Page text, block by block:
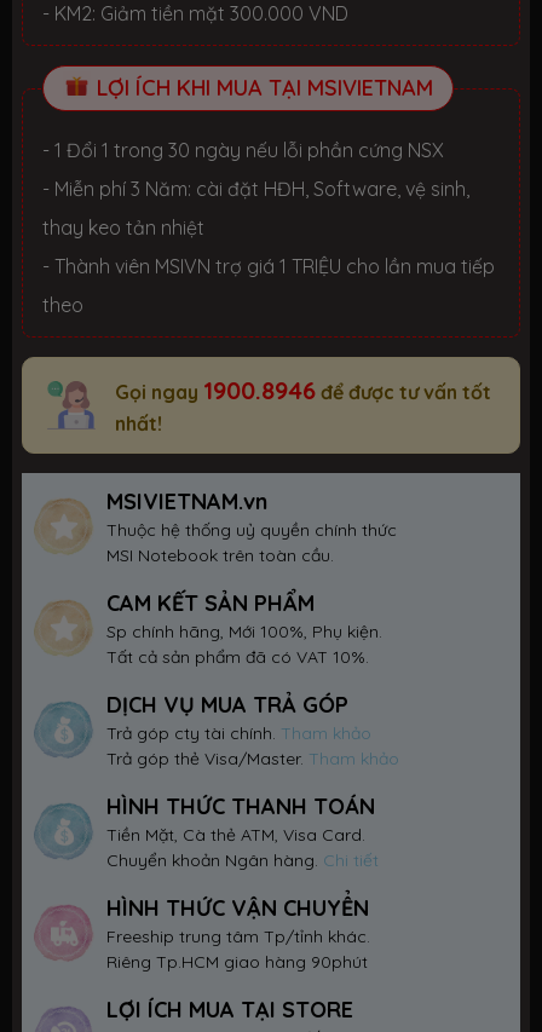
- KM2: Giảm tiền mặt 300.000 VND
LỢI ÍCH KHI MUA TẠI MSIVIETNAM
- 1 Đổi 1 trong 30 ngày nếu lỗi phần cứng NSX
- Miễn phí 3 Năm: cài đặt HĐH, Software, vệ sinh,
thay keo tản nhiệt
- Thành viên MSIVN trợ giá 1 TRIỆU cho lần mua tiếp
theo
Gọi ngay 1900.8946 để được tư vấn tốt
nhất!
MSIVIETNAM.vn
Thuộc hệ thống uỷ quyền chính thức
MSI Notebook trên toàn cầu.
CAM KẾT SẢN PHẨM
Sp chính hãng, Mới 100%, Phụ kiện.
Tất cả sản phẩm đã có VAT 10%.
DỊCH VỤ MUA TRẢ GÓP
Trả góp cty tài chính. Tham khảo
Trả góp thẻ Visa/Master. Tham khảo
HÌNH THỨC THANH TOÁN
Tiền Mặt, Cà thẻ ATM, Visa Card.
Chuyển khoản Ngân hàng. Chi tiết
HÌNH THỨC VẬN CHUYỂN
Freeship trung tâm Tp/tỉnh khác.
Riêng Tp.HCM giao hàng 90phút
LỢI ÍCH MUA TẠI STORE